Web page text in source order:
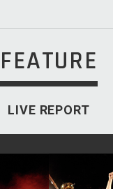
FEATURE
LIVE REPORT